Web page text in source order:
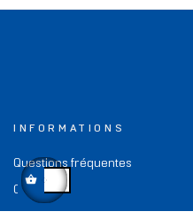
INFORMATIONS
Questions fréquentes
CGV